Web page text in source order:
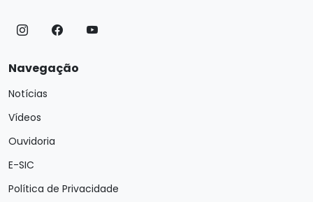
Navegação
Notícias
Vídeos
Ouvidoria
E-SIC
Política de Privacidade